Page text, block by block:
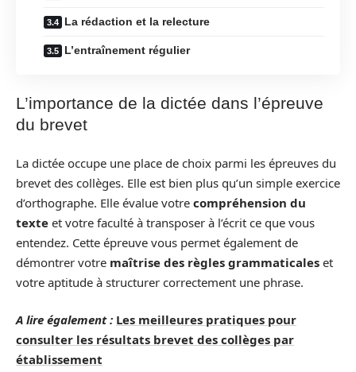
La rédaction et la relecture
L’entraînement régulier
L’importance de la dictée dans l’épreuve
du brevet
La dictée occupe une place de choix parmi les épreuves du
brevet des collèges. Elle est bien plus qu’un simple exercice
d’orthographe. Elle évalue votre compréhension du
texte et votre faculté à transposer à l’écrit ce que vous
entendez. Cette épreuve vous permet également de
démontrer votre maîtrise des règles grammaticales et
votre aptitude à structurer correctement une phrase.
A lire également : Les meilleures pratiques pour
consulter les résultats brevet des collèges par
établissement